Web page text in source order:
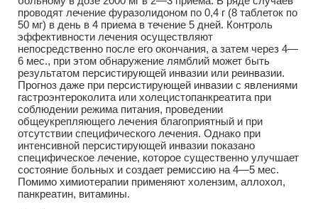
проводят лечение фуразолидоном по 0,4 г (8 таблеток по
50 мг) в день в 4 приема в течение 5 дней. Контроль
эффективности лечения осуществляют
непосредственно после его окончания, а затем через 4—
6 мес., при этом обнаружение лямблий может быть
результатом персистирующей инвазии или реинвазии.
Прогноз даже при персистирующей инвазии с явлениями
гастроэнтероколита или холецистопанкреатита при
соблюдении режима питания, проведении
общеукрепляющего лечения благоприятный и при
отсутствии специфического лечения. Однако при
интенсивной персистирующей инвазии показано
специфическое лечение, которое существенно улучшает
состояние больных и создает ремиссию на 4—5 мес.
Помимо химиотерапии применяют холензим, аллохол,
панкреатин, витамины.